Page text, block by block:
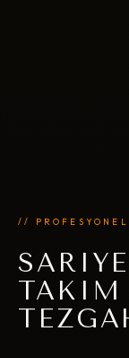
// PROFESYONEL
TAKIM